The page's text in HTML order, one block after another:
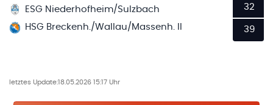
ESG Niederhofheim/Sulzbach
HSG Breckenh./Wallau/Massenh. II
32
39
letztes Update:18.05.2026 15:17 Uhr